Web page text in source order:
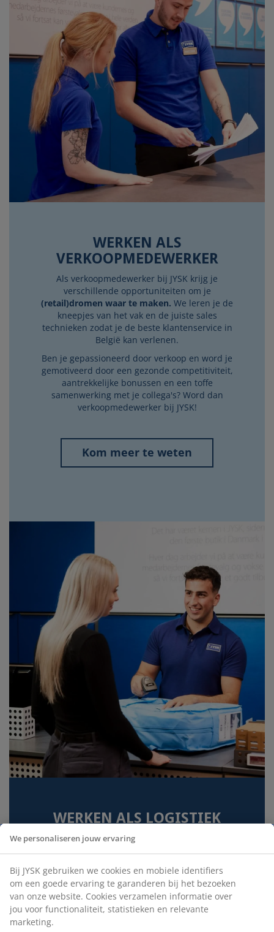
WERKEN ALS
VERKOOPMEDEWERKER
Als verkoopmedewerker bij JYSK krijg je
verschillende opportuniteiten om je
(retail)dromen waar te maken. We leren je de
kneepjes van het vak en de juiste sales
technieken zodat je de beste klantenservice in
België kan verlenen.
Ben je gepassioneerd door verkoop en word je
gemotiveerd door een gezonde competitiviteit,
aantrekkelijke bonussen en een toffe
samenwerking met je collega's? Word dan
verkoopmedewerker bij JYSK!
Kom meer te weten
WERKEN ALS LOGISTIEK
VERANTWOORDELIJKE
Als logistiek verantwoordelijke of magazijnier
bij JYSK is het jouw taak om ervoor te zorgen
dat het magazijn van jouw winkel goed
functioneert. Je krijgt de kans om je passie voor
verkoop en logistiek te combineren - en te
werken in een omgeving waar jouw
We personaliseren jouw ervaring
Bij JYSK gebruiken we cookies en mobiele identifiers
om een goede ervaring te garanderen bij het bezoeken
van onze website. Cookies verzamelen informatie over
jou voor functionaliteit, statistieken en relevante
marketing.